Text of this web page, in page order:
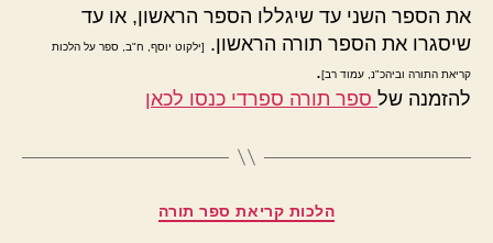
את הספר השני עד שיגללו הספר הראשון, או עד
שיסגרו את הספר תורה הראשון.
[ילקוט יוסף, ח"ב, ספר על הלכות
קריאת התורה וביהכ"נ, עמוד רב].
להזמנה של ספר תורה ספרדי כנסו לכאן
קטגוריות
הלכות קריאת ספר תורה